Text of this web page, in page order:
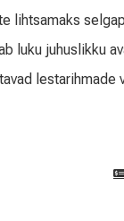
lihtsamaks
luku juhuslikku